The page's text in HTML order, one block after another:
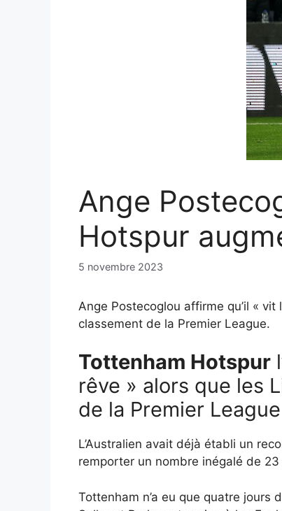
Ange
Hotspur
5 novembre 2023
Ange Postecoglou affirme qu’il «
classement de la Premier League.
Tottenham Hotspur
rêve » alors que les
de la Premier
L’Australien avait déjà établi un
remporter un nombre inégalé de
Tottenham n’a eu que quatre jours